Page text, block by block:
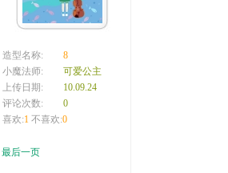
造型名称:
8
小魔法师:
可爱公主
上传日期:
10.09.24
评论次数:
0
喜欢:1 不喜欢:0
最后一页